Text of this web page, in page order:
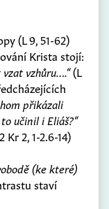
(L 9, 51-62)
Krista stojí:
vzhůru….“(L
přikázali
učinil i Eliáš?“
2, 1-2.6-14)
(ke které)
staví